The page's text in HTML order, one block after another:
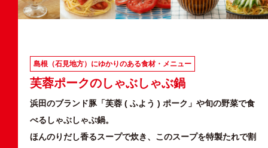
島根（石見地方）にゆかりのある食材・メニュー
芙蓉ポークのしゃぶしゃぶ鍋
浜田のブランド豚「芙蓉 ( ふよう ) ポーク」や旬の野菜で食
べるしゃぶしゃぶ鍋。
ほんのりだし香るスープで炊き、このスープを特製たれで割